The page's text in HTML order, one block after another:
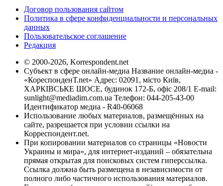
Договор пользования сайтом
Политика в сфере конфиденциальности и персональных
данных
Пользовательское соглашение
Редакция
© 2000-2026, Korrespondent.net
Субъект в сфере онлайн-медиа Название онлайн-медиа -
«КореспонденТ.net» Адрес: 02091, місто Київ,
ХАРКІВСЬКЕ ШОСЕ, будинок 172-Б, офіс 208/1 E-mail:
sunlight@mediadim.com.ua Телефон: 044-205-43-00
Идентификатор медиа - R40-06068
Использование любых материалов, размещённых на
сайте, разрешается при условии ссылки на
Корреспондент.net.
При копировании материалов со страницы «Новости
Украины и мира», для интернет-изданий – обязательна
прямая открытая для поисковых систем гиперссылка.
Ссылка должна быть размещена в независимости от
полного либо частичного использования материалов.